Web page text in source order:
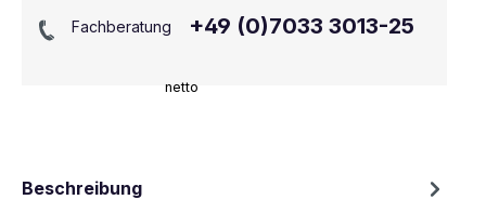
netto
Fachberatung +49 (0)7033 3013-25
Beschreibung